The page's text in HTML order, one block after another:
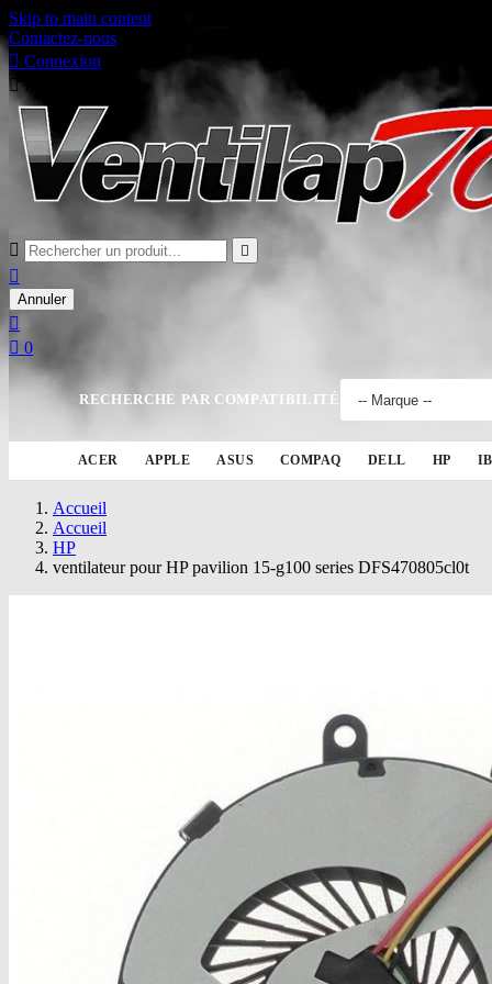
Skip to main content
Contactez-nous
 Connexion
 Panier
 

Annuler

 0
RECHERCHE PAR COMPATIBILITÉ
ACER APPLE ASUS COMPAQ DELL HP
Accueil
Accueil
HP
ventilateur pour HP pavilion 15-g100 series DFS470805cl0t